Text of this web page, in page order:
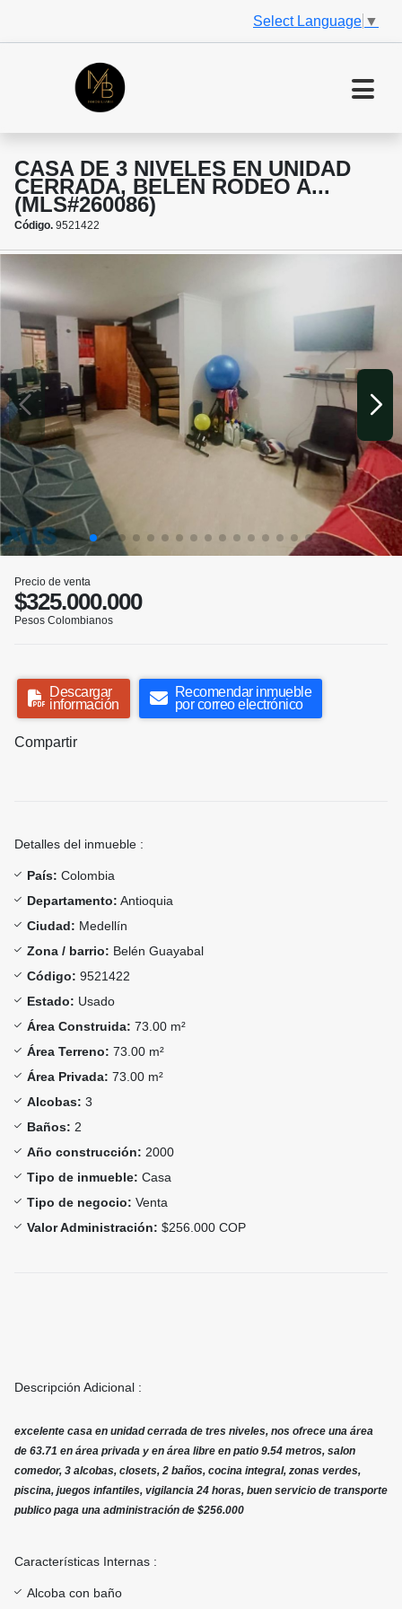
Select Language ▼
CASA DE 3 NIVELES EN UNIDAD
CERRADA, BELEN RODEO A...
(MLS#260086)
Código. 9521422
Precio de venta
$325.000.000
Pesos Colombianos
Descargar
información
Recomendar inmueble
por correo electrónico
Compartir
Detalles del inmueble :
País: Colombia
Departamento: Antioquia
Ciudad: Medellín
Zona / barrio: Belén Guayabal
Código: 9521422
Estado: Usado
Área Construida: 73.00 m²
Área Terreno: 73.00 m²
Área Privada: 73.00 m²
Alcobas: 3
Baños: 2
Año construcción: 2000
Tipo de inmueble: Casa
Tipo de negocio: Venta
Valor Administración: $256.000 COP
Descripción Adicional :
excelente casa en unidad cerrada de tres niveles, nos ofrece una área
de 63.71 en área privada y en área libre en patio 9.54 metros, salon
comedor, 3 alcobas, closets, 2 baños, cocina integral, zonas verdes,
piscina, juegos infantiles, vigilancia 24 horas, buen servicio de transporte
publico paga una administración de $256.000
Características Internas :
Alcoba con baño